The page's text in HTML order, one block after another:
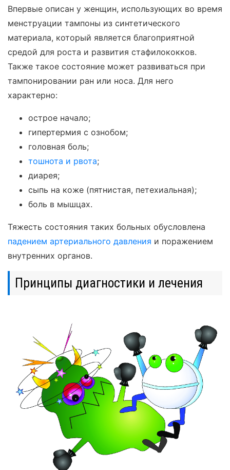
Впервые описан у женщин, использующих во время
менструации тампоны из синтетического
материала, который является благоприятной
средой для роста и развития стафилококков.
Также такое состояние может развиваться при
тампонировании ран или носа. Для него
характерно:
острое начало;
гипертермия с ознобом;
головная боль;
тошнота и рвота;
диарея;
сыпь на коже (пятнистая, петехиальная);
боль в мышцах.
Тяжесть состояния таких больных обусловлена
падением артериального давления и поражением
внутренних органов.
Принципы диагностики и лечения